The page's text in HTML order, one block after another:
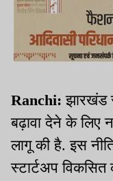
Ranchi: झारखंड
बढ़ावा देने के लिए
लागू की है. इस
स्टार्टअप विकसित